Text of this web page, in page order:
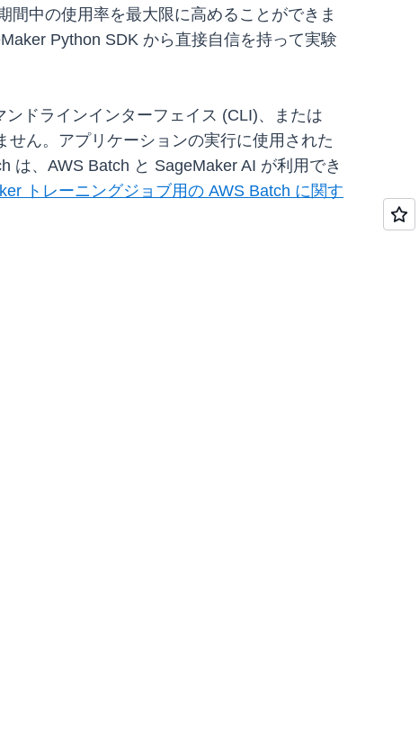
間中の使用率を最大限に高めることができま
Python SDK から直接自信を持って実験
ドラインインターフェイス (CLI)、または
ん。アプリケーションの実行に使用された
は、AWS Batch と SageMaker AI が利用でき
トレーニングジョブ用の AWS Batch に関す